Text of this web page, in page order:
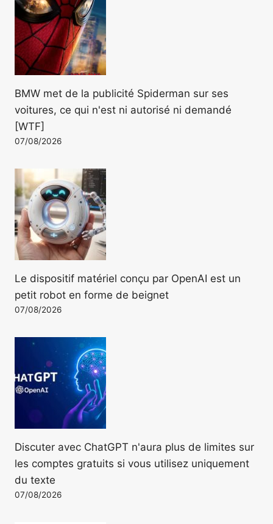
BMW met de la publicité Spiderman sur ses
voitures, ce qui n'est ni autorisé ni demandé
[WTF]
07/08/2026
Le dispositif matériel conçu par OpenAI est un
petit robot en forme de beignet
07/08/2026
Discuter avec ChatGPT n'aura plus de limites sur
les comptes gratuits si vous utilisez uniquement
du texte
07/08/2026